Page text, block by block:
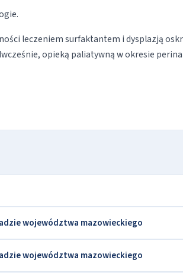
leczeniem surfaktantem i dysplazją
opieką paliatywną w okresie
województwa mazowieckiego
województwa mazowieckiego